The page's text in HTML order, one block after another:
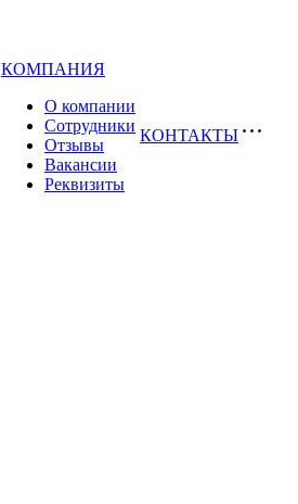
КОМПАНИЯ
О компании
Сотрудники
Отзывы
Вакансии
Реквизиты
КОНТАКТЫ